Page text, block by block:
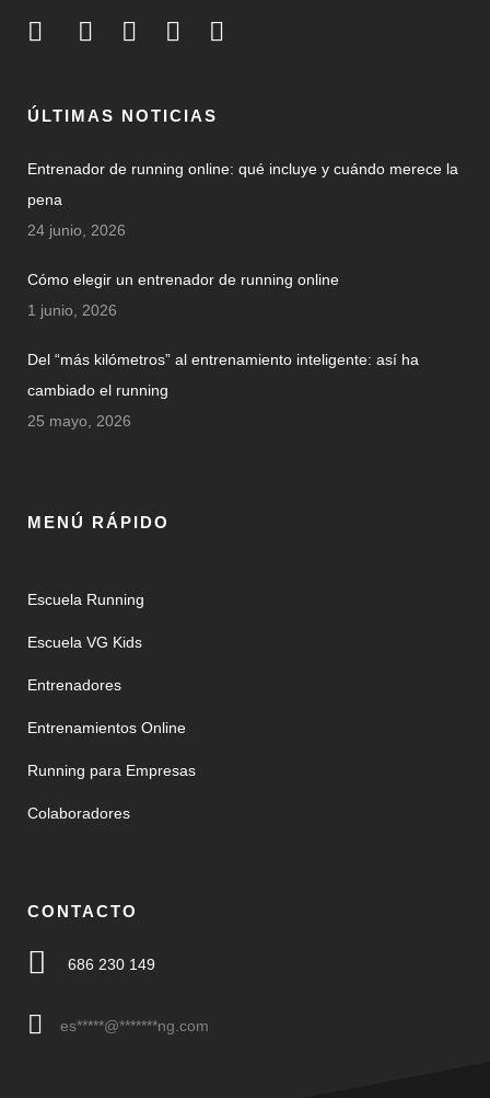
ÚLTIMAS NOTICIAS
Entrenador de running online: qué incluye y cuándo merece la
pena
24 junio, 2026
Cómo elegir un entrenador de running online
1 junio, 2026
Del “más kilómetros” al entrenamiento inteligente: así ha
cambiado el running
25 mayo, 2026
MENÚ RÁPIDO
Escuela Running
Escuela VG Kids
Entrenadores
Entrenamientos Online
Running para Empresas
Colaboradores
CONTACTO
686 230 149
es*****@*******ng.com